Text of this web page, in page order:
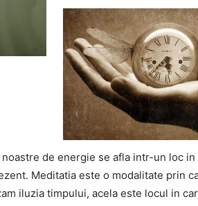
de energie se afla intr-un loc
Meditatia este o modalitate prin
iluzia timpului, acela este locul in